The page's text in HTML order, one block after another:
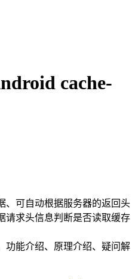
cache-
、可自动根据服务器的返回头
请求头信息判断是否读取缓存
功能介绍、原理介绍、疑问解